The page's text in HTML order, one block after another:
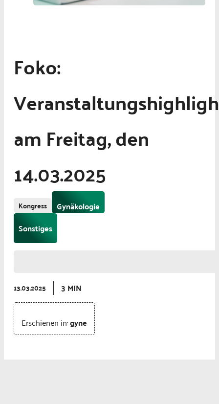
Foko:
am Freitag, den
14.03.2025
Kongress
Gynäkologie
Sonstiges
13.03.2025 3 MIN
Erschienen in:gyne